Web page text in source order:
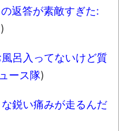
返答が素敵すぎた:
)
呂入ってないけど質
ース隊)
鋭い痛みが走るんだ